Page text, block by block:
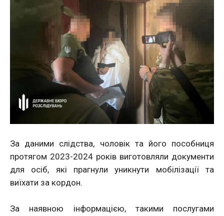
За даними слідства, чоловік та його пособниця
протягом 2023-2024 років виготовляли документи
для осіб, які прагнули уникнути мобілізації та
виїхати за кордон.
За наявною інформацією, такими послугами